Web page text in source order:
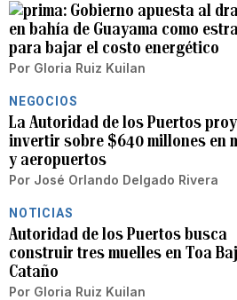
Gobierno apuesta al
en bahía de Guayama como
para bajar el costo energético
Por Gloria Ruiz Kuilan
NEGOCIOS
La Autoridad de los Puertos
invertir sobre $640 millones en
y aeropuertos
Por José Orlando Delgado Rivera
NOTICIAS
Autoridad de los Puertos busca
construir tres muelles en Toa
Cataño
Por Gloria Ruiz Kuilan